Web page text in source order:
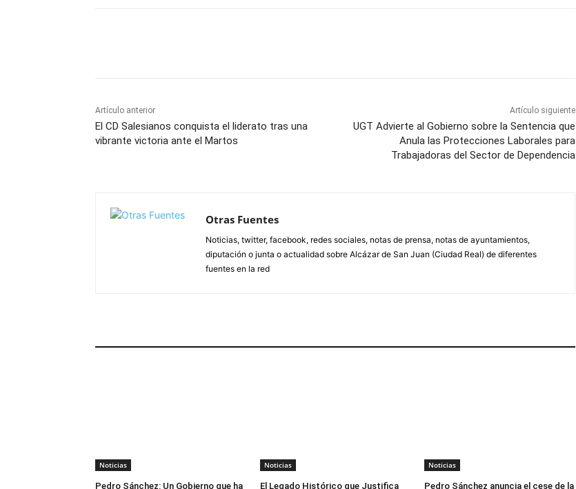
Artículo anterior
El CD Salesianos conquista el liderato tras una
vibrante victoria ante el Martos
Artículo siguiente
UGT Advierte al Gobierno sobre la Sentencia que
Anula las Protecciones Laborales para
Trabajadoras del Sector de Dependencia
Otras Fuentes
Noticias, twitter, facebook, redes sociales, notas de prensa, notas de ayuntamientos,
diputación o junta o actualidad sobre Alcázar de San Juan (Ciudad Real) de diferentes
fuentes en la red
Noticias
Pedro Sánchez: Un Gobierno que ha
Noticias
El Legado Histórico que Justifica
Noticias
Pedro Sánchez anuncia el cese de la